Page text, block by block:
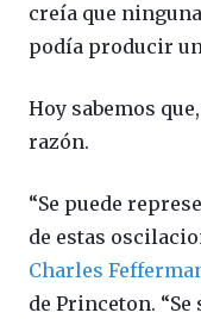
creía que
podía producir
Hoy sabemos
razón.
“Se puede
de estas
Charles
de Princeton. “Se